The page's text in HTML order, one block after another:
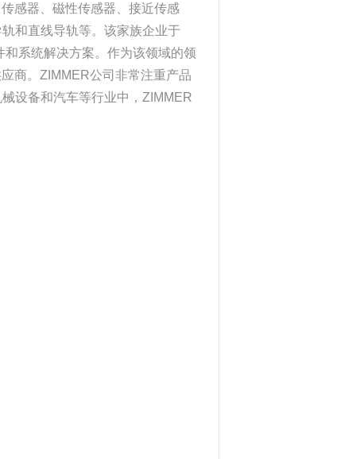
感器、磁性传感器、接近传感
和直线导轨等。该家族企业于
系统解决方案。作为该领域的领
商。ZIMMER公司非常注重产品
设备和汽车等行业中，ZIMMER